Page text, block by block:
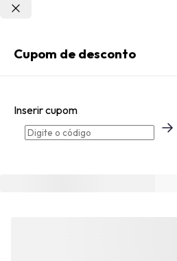
Esqueci minha senha
Acessar com senha temporária
Cupom de desconto
Inserir cupom